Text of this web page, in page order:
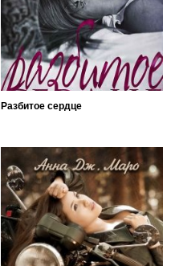
Разбитое сердце